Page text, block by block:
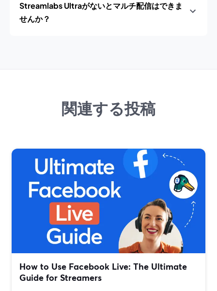
Streamlabs Ultraがないとマルチ配信はできま
せんか？
関連する投稿
How to Use Facebook Live: The Ultimate
Guide for Streamers